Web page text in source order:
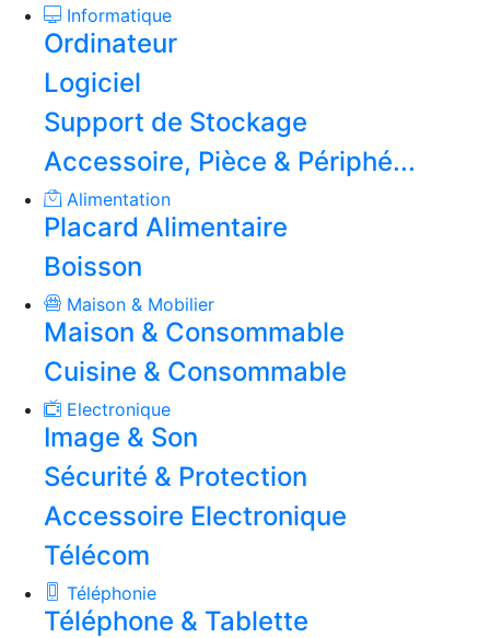
Informatique
Ordinateur
Logiciel
Support de Stockage
Accessoire, Pièce & Périphé...
Alimentation
Placard Alimentaire
Boisson
Maison & Mobilier
Maison & Consommable
Cuisine & Consommable
Electronique
Image & Son
Sécurité & Protection
Accessoire Electronique
Télécom
Téléphonie
Téléphone & Tablette